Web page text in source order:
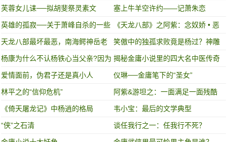
芙蓉女儿诔──拟胡斐祭灵素文 塞上牛羊空许约——记萧朱恋
英雄的孤寂──关于萧峰自杀的一些
思考
《天龙八部》之阿紫：念奴娇 • 恶
之花
天龙八部最坏最恶，南海鳄神岳老
三其实该叫做岳老大
笑傲中的独孤求败竟是杨过？神雕
中的独孤求败
杨康为什么不认杨铁心当父亲?因为
杨铁心也不拿他当儿子啊
揭秘金庸小说里的四大名中医传奇
故事
爱情面前，伪君子还是真小人 仪琳──金庸笔下的“圣女”
林平之的“信仰危机” 阿紫&游坦之：一面满足一面残酷
《倚天屠龙记》中杨逍的格局 韦小宝：最后的文学典型
“侠”之石清 谈任我行之一：任我行不死？